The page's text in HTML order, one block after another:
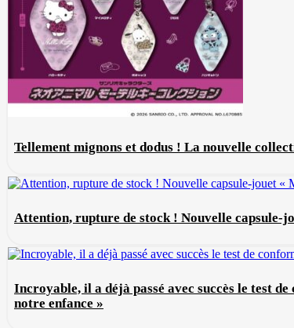
Tellement mignons et dodus ! La nouvelle
Attention, rupture de stock ! Nouvelle capsule-
Incroyable, il a déjà passé avec succès le test
notre enfance »